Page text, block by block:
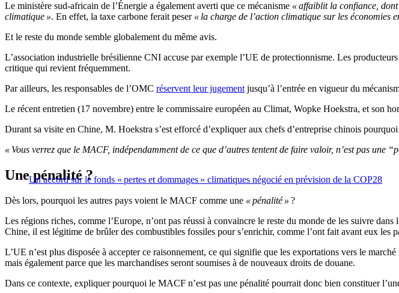
Le ministère sud-africain de l’Énergie a également averti que ce mécanisme « affaiblit la confiance,
climatique ». En effet, la taxe carbone ferait peser « la charge de l’action climatique sur les économies
Et le reste du monde semble globalement du même avis.
L’association industrielle brésilienne CNI accuse par exemple l’UE de protectionnisme. Les
critique qui revient fréquemment.
Par ailleurs, les responsables de l’OMC réservent leur jugement jusqu’à l’entrée en vigueur du
Le récent entretien (17 novembre) entre le commissaire européen au Climat, Wopke Hoekstra, et son
Durant sa visite en Chine, M. Hoekstra s’est efforcé d’expliquer aux chefs d’entreprise chinois
« Vous verrez que le MACF, indépendamment de ce que d’autres tentent de faire valoir, n’est pas
Un accord sur le fonds « pertes et dommages » climatiques négocié en prévision de la COP28
Une pénalité ?
Dès lors, pourquoi les autres pays voient le MACF comme une « pénalité » ?
Les régions riches, comme l’Europe, n’ont pas réussi à convaincre le reste du monde de les suivre
Chine, il est légitime de brûler des combustibles fossiles pour s’enrichir, comme l’ont fait avant eux les
L’UE n’est plus disposée à accepter ce raisonnement, ce qui signifie que les exportations vers le
mais également parce que les marchandises seront soumises à de nouveaux droits de douane.
Dans ce contexte, expliquer pourquoi le MACF n’est pas une pénalité pourrait donc bien constituer